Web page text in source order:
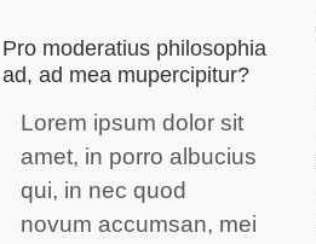
Pro moderatius philosophia
ad, ad mea mupercipitur?
Lorem ipsum dolor sit
amet, in porro albucius
qui, in nec quod
novum accumsan, mei